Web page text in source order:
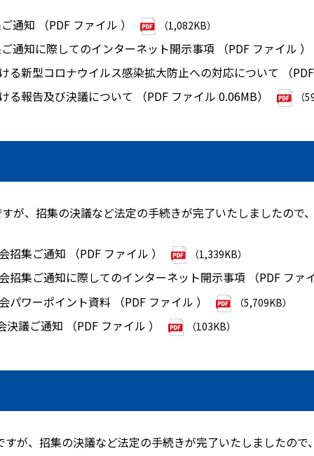
通知 （PDF ファイル ） （1,082KB）
通知に際してのインターネット開示事項 （PDF ファイル ）
る新型コロナウイルス感染拡大防止への対応について （
報告及び決議について （PDF ファイル 0.06MB）
（
が、招集の決議など法定の手続きが完了いたしましたの
招集ご通知 （PDF ファイル ） （1,339KB）
招集ご通知に際してのインターネット開示事項 （PDF ファ
パワーポイント資料 （PDF ファイル ）
（5,709KB）
議ご通知 （PDF ファイル ） （103KB）
が、招集の決議など法定の手続きが完了いたしましたの